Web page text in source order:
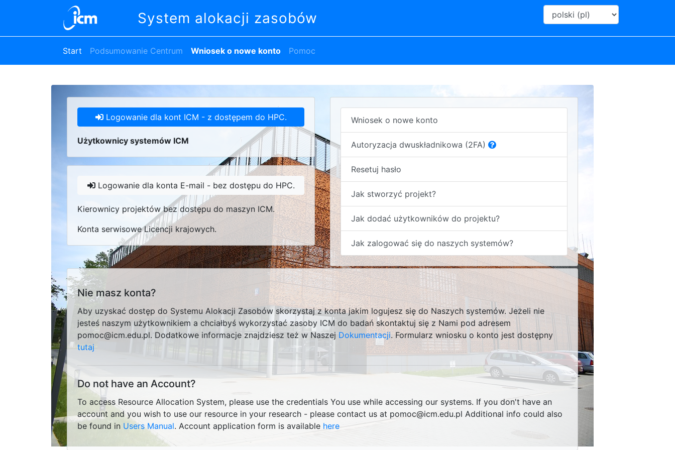
System alokacji zasobów
Start Podsumowanie Centrum Wniosek o nowe konto Pomoc
Logowanie dla kont ICM - z dostępem do HPC.
Użytkownicy systemów ICM
Logowanie dla konta E-mail - bez dostępu do HPC.
Kierownicy projektów bez dostępu do maszyn ICM.
Konta serwisowe Licencji krajowych.
Wniosek o nowe konto
Autoryzacja dwuskładnikowa (2FA)
Resetuj hasło
Jak stworzyć projekt?
Jak dodać użytkowników do projektu?
Jak zalogować się do naszych systemów?
Nie masz konta?
Aby uzyskać dostęp do Systemu Alokacji Zasobów skorzystaj z konta jakim logujesz się do Naszych systemów. Jeżeli nie
jesteś naszym użytkownikiem a chciałbyś wykorzystać zasoby ICM do badań skontaktuj się z Nami pod adresem
pomoc@icm.edu.pl. Dodatkowe informacje znajdziesz też w Naszej Dokumentacji. Formularz wniosku o konto jest dostępny
tutaj
Do not have an Account?
To access Resource Allocation System, please use the credentials You use while accessing our systems. If you don't have an
account and you wish to use our resource in your research - please contact us at pomoc@icm.edu.pl Additional info could also
be found in Users Manual. Account application form is available here